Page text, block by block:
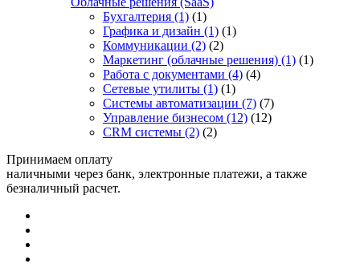
Бухгалтерия (1) (1)
Графика и дизайн (1) (1)
Коммуникации (2) (2)
Маркетинг (облачные решения) (1) (1)
Работа с документами (4) (4)
Сетевые утилиты (1) (1)
Системы автоматизации (7) (7)
Управление бизнесом (12) (12)
CRM системы (2) (2)
Принимаем оплату
наличными через банк, электронные платежи, а также
безналичный расчет.